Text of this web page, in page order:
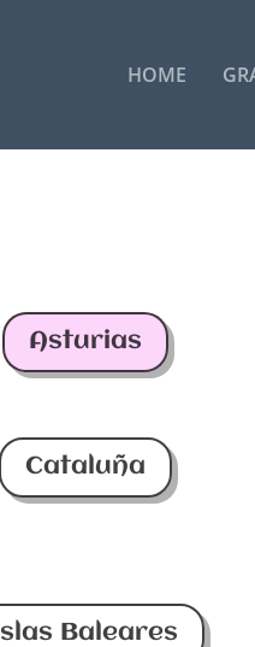
HOME
Asturias
Cataluña
Islas Baleares